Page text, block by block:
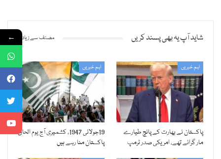
شاید آپ یہ بھی پسند کریں مصنف سے زیادہ
اہم خبریں
پاکستان نے بھارت کے پانچ طیارے
مار گرائے تھے، امریکی صدر ٹرمپ
اہم خبریں
19جولائی 1947، کشمیری آج یوم الحاق
پاکستان منا رہے ہیں
←